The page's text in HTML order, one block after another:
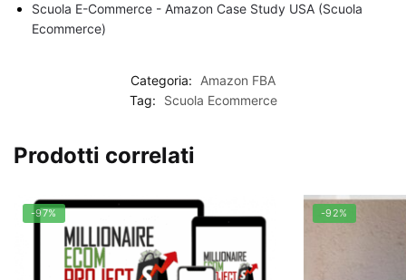
Scuola E-Commerce - Amazon Case Study USA (Scuola
Ecommerce)
Categoria:
Amazon FBA
Tag:
Scuola Ecommerce
Prodotti correlati
-97% -92%